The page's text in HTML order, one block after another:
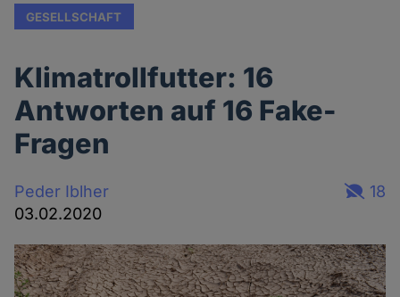
GESELLSCHAFT
Klimatrollfutter: 16
Antworten auf 16 Fake-
Fragen
Peder Iblher
03.02.2020
18